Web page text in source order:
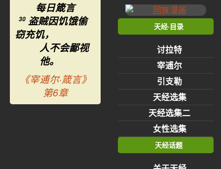
每日箴言
30 盗贼因饥饿偷
窃充饥，
人不会鄙视
他。
《宰逋尔·箴言》
第6章
天经·目录
讨拉特
宰逋尔
引支勒
天经选集
天经选集二
女性选集
天经话题